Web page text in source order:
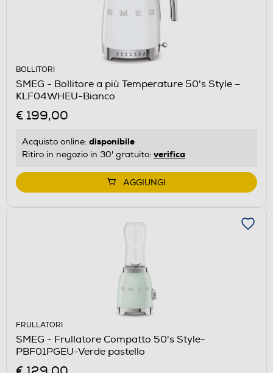
BOLLITORI
SMEG - Bollitore a più Temperature 50's Style –
KLF04WHEU-Bianco
€ 199,00
Acquisto online: disponibile
Ritiro in negozio in 30' gratuito: verifica
AGGIUNGI
FRULLATORI
SMEG - Frullatore Compatto 50's Style-
PBF01PGEU-Verde pastello